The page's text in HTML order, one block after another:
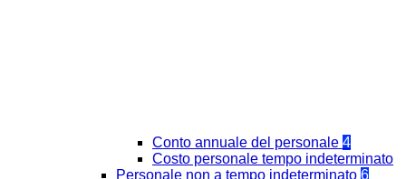
Conto annuale del personale 4
Costo personale tempo indeterminato
Personale non a tempo indeterminato 6